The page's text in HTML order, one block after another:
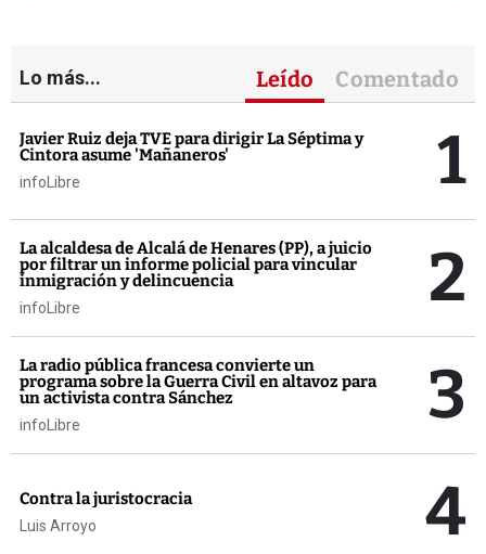
Lo más... Leído Comentado
Javier Ruiz deja TVE para dirigir La Séptima y
Cintora asume 'Mañaneros'
infoLibre 1
La alcaldesa de Alcalá de Henares (PP), a juicio
por filtrar un informe policial para vincular
inmigración y delincuencia
infoLibre 2
La radio pública francesa convierte un
programa sobre la Guerra Civil en altavoz para
un activista contra Sánchez
infoLibre 3
Contra la juristocracia
Luis Arroyo 4